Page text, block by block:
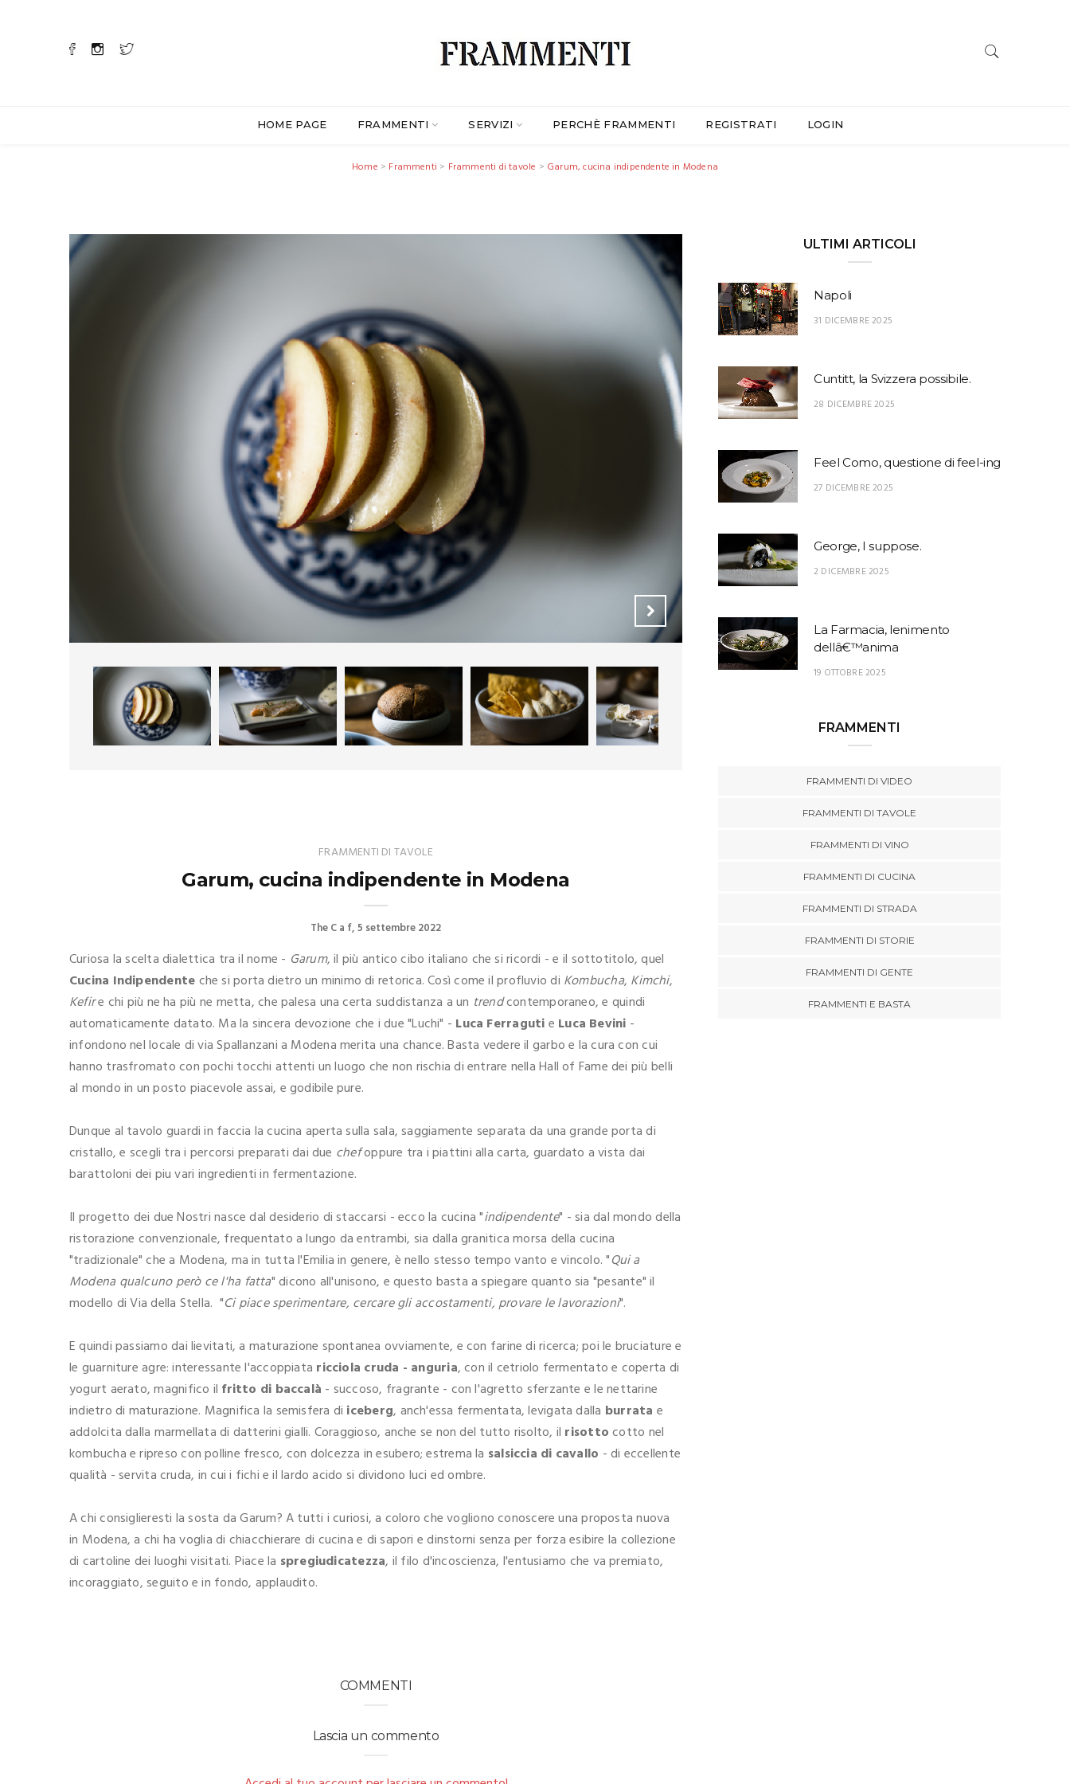
HOME PAGE FRAMMENTI SERVIZI PERCHÈ FRAMMENTI REGISTRATI LOGIN
Home > Frammenti > Frammenti di tavole > Garum, cucina indipendente in Modena
FRAMMENTI DI TAVOLE
Garum, cucina indipendente in Modena
The C a f 5 settembre 2022
Curiosa la scelta dialettica tra il nome - Garum, il più antico cibo italiano che si ricordi - e il sottotitolo, quel
Cucina Indipendenteche si porta dietro un minimo di retorica. Così come il profluvio di Kombucha, Kimchi,
Kefire chi più ne ha più ne metta, che palesa una certa suddistanza a un trendcontemporaneo, e quindi
automaticamente datato. Ma la sincera devozione che i due "Luchi" - Luca Ferragutie Luca Bevini -
infondono nel locale di via Spallanzani a Modena merita una chance. Basta vedere il garbo e la cura con cui
hanno trasfromato con pochi tocchi attenti un luogo che non rischia di entrare nella Hall of Fame dei più belli
al mondo in un posto piacevole assai, e godibile pure.
Dunque al tavolo guardi in faccia la cucina aperta sulla sala, saggiamente separata da una grande porta di
cristallo, e scegli tra i percorsi preparati dai due chefoppure tra i piattini alla carta, guardato a vista dai
barattoloni dei piu vari ingredienti in fermentazione.
Il progetto dei due Nostri nasce dal desiderio di staccarsi - ecco la cucina "indipendente" - sia dal mondo della
ristorazione convenzionale, frequentato a lungo da entrambi, sia dalla granitica morsa della cucina
"tradizionale" che a Modena, ma in tutta l'Emilia in genere, è nello stesso tempo vanto e vincolo. "Qui a
Modena qualcuno però ce l'ha fatta" dicono all'unisono, e questo basta a spiegare quanto sia "pesante" il
modello di Via della Stella. "Ci piace sperimentare, cercare gli accostamenti, provare le lavorazioni".
E quindi passiamo dai lievitati, a maturazione spontanea ovviamente, e con farine di ricerca; poi le bruciature e
le guarniture agre: interessante l'accoppiata ricciola cruda - anguria, con il cetriolo fermentato e coperta di
yogurt aerato, magnifico il fritto di baccalà - succoso, fragrante - con l'agretto sferzante e le nettarine
indietro di maturazione. Magnifica la semisfera di iceberg, anch'essa fermentata, levigata dalla burrata e
addolcita dalla marmellata di datterini gialli. Coraggioso, anche se non del tutto risolto, il risottocotto nel
kombucha e ripreso con polline fresco, con dolcezza in esubero; estrema la salsiccia di cavallo - di eccellente
qualità - servita cruda, in cui i fichi e il lardo acido si dividono luci ed ombre.
A chi consiglieresti la sosta da Garum? A tutti i curiosi, a coloro che vogliono conoscere una proposta nuova
in Modena, a chi ha voglia di chiacchierare di cucina e di sapori e dinstorni senza per forza esibire la collezione
di cartoline dei luoghi visitati. Piace la spregiudicatezza, il filo d'incoscienza, l'entusiamo che va premiato,
incoraggiato, seguito e in fondo, applaudito.
COMMENTI
Lascia un commento
ULTIMI ARTICOLI
Napoli
31 DICEMBRE 2025
Cuntitt, la Svizzera possibile.
28 DICEMBRE 2025
Feel Como, questione di feel-ing
27 DICEMBRE 2025
George, I suppose.
2 DICEMBRE 2025
La Farmacia, lenimento
dellâ€™anima
19 OTTOBRE 2025
FRAMMENTI
FRAMMENTI DI VIDEO
FRAMMENTI DI TAVOLE
FRAMMENTI DI VINO
FRAMMENTI DI CUCINA
FRAMMENTI DI STRADA
FRAMMENTI DI STORIE
FRAMMENTI DI GENTE
FRAMMENTI E BASTA